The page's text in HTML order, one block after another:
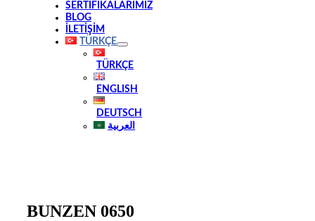
SERTİFİKALARIMIZ
BLOG
İLETİŞİM
TÜRKÇE
TÜRKÇE
ENGLISH
DEUTSCH
العربية
BUNZEN 0650